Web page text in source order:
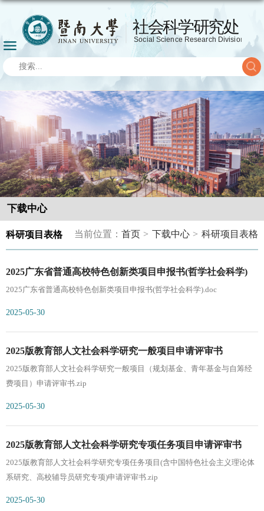
下载中心
当前位置： 首页 > 下载中心 > 科研项目表格
科研项目表格
2025广东省普通高校特色创新类项目申报书(哲学社会科学)
2025广东省普通高校特色创新类项目申报书(哲学社会科学).doc
2025-05-30
2025版教育部人文社会科学研究一般项目申请评审书
2025版教育部人文社会科学研究一般项目（规划基金、青年基金与自筹经
费项目）申请评审书.zip
2025-05-30
​2025版教育部人文社会科学研究专项任务项目申请评审书
2025版教育部人文社会科学研究专项任务项目(含中国特色社会主义理论体
系研究、高校辅导员研究专项)申请评审书.zip
2025-05-30